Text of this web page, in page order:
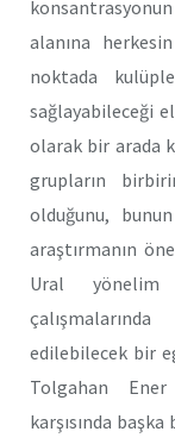
alanına
noktada
sağlayabileceği
olarak bir arada
grupların
olduğunu,
araştırmanın
Ural yönelim
edilebilecek bir
Tolgahan
karşısında